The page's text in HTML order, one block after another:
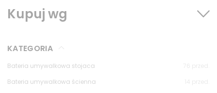
Kupuj wg
KATEGORIA
Bateria umywalkowa stojaca
Bateria umywalkowa ścienna